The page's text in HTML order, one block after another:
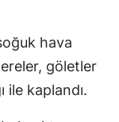
İzmir
hava
göletler
ile kaplandı.